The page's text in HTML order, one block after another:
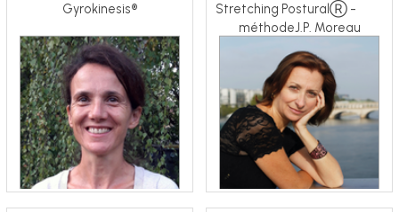
Gyrokinesis®
Stretching PosturalⓇ -
méthodeJ.P. Moreau